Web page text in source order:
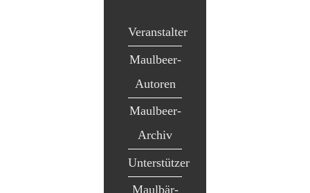
Veranstalter
Maulbeer-
Autoren
Maulbeer-
Archiv
Unterstützer
Maulbär-